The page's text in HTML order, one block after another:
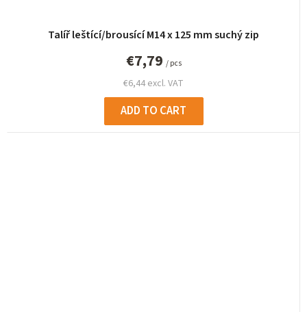
Talíř leštící/brousící M14 x 125 mm suchý zip
€6,44 excl. VAT
€7,79 / pcs
ADD TO CART